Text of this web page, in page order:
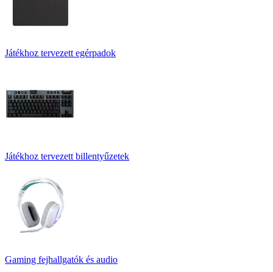
Játékhoz tervezett egérpadok
Játékhoz tervezett billentyűzetek
Gaming fejhallgatók és audio